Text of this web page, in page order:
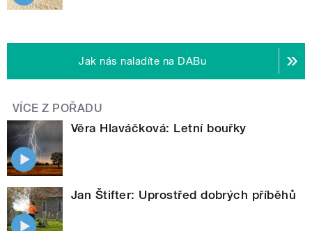
Jak nás naladíte na DABu
VÍCE Z POŘADU
Věra Hlaváčková: Letní bouřky
Jan Štifter: Uprostřed dobrých příběhů